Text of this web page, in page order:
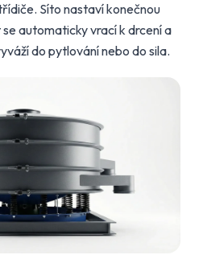
Síto nastaví konečnou
automaticky vrací k drcení a
do pytlování nebo do sila.